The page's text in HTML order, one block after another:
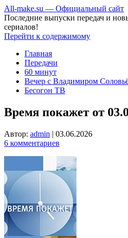
All-make.su — Официальный сайт
Последние выпуски передач и
сериалов!
Перейти к содержимому
Главная
Передачи
60 минут
Вечер с Владимиром
Бесогон ТВ
Время покажет от
Автор: admin | 03.06.2026
6 комментариев